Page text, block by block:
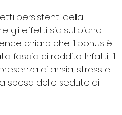
persistenti della
gli effetti sia sul piano
chiaro che il bonus è
fascia di reddito. Infatti, il
di ansia, stress e
spesa delle sedute di